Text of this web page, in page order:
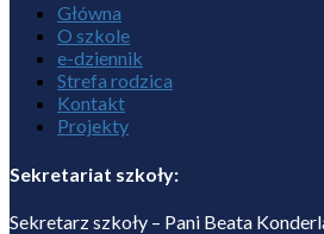
Główna
O szkole
e-dziennik
Strefa rodzica
Kontakt
Projekty
Sekretariat szkoły:
Sekretarz szkoły – Pani Beata